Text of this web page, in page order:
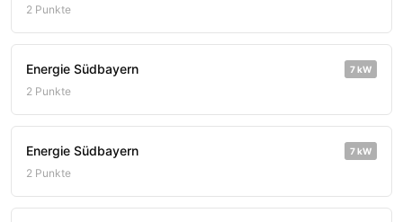
2 Punkte
Energie Südbayern 7 kW
2 Punkte
Energie Südbayern 7 kW
2 Punkte